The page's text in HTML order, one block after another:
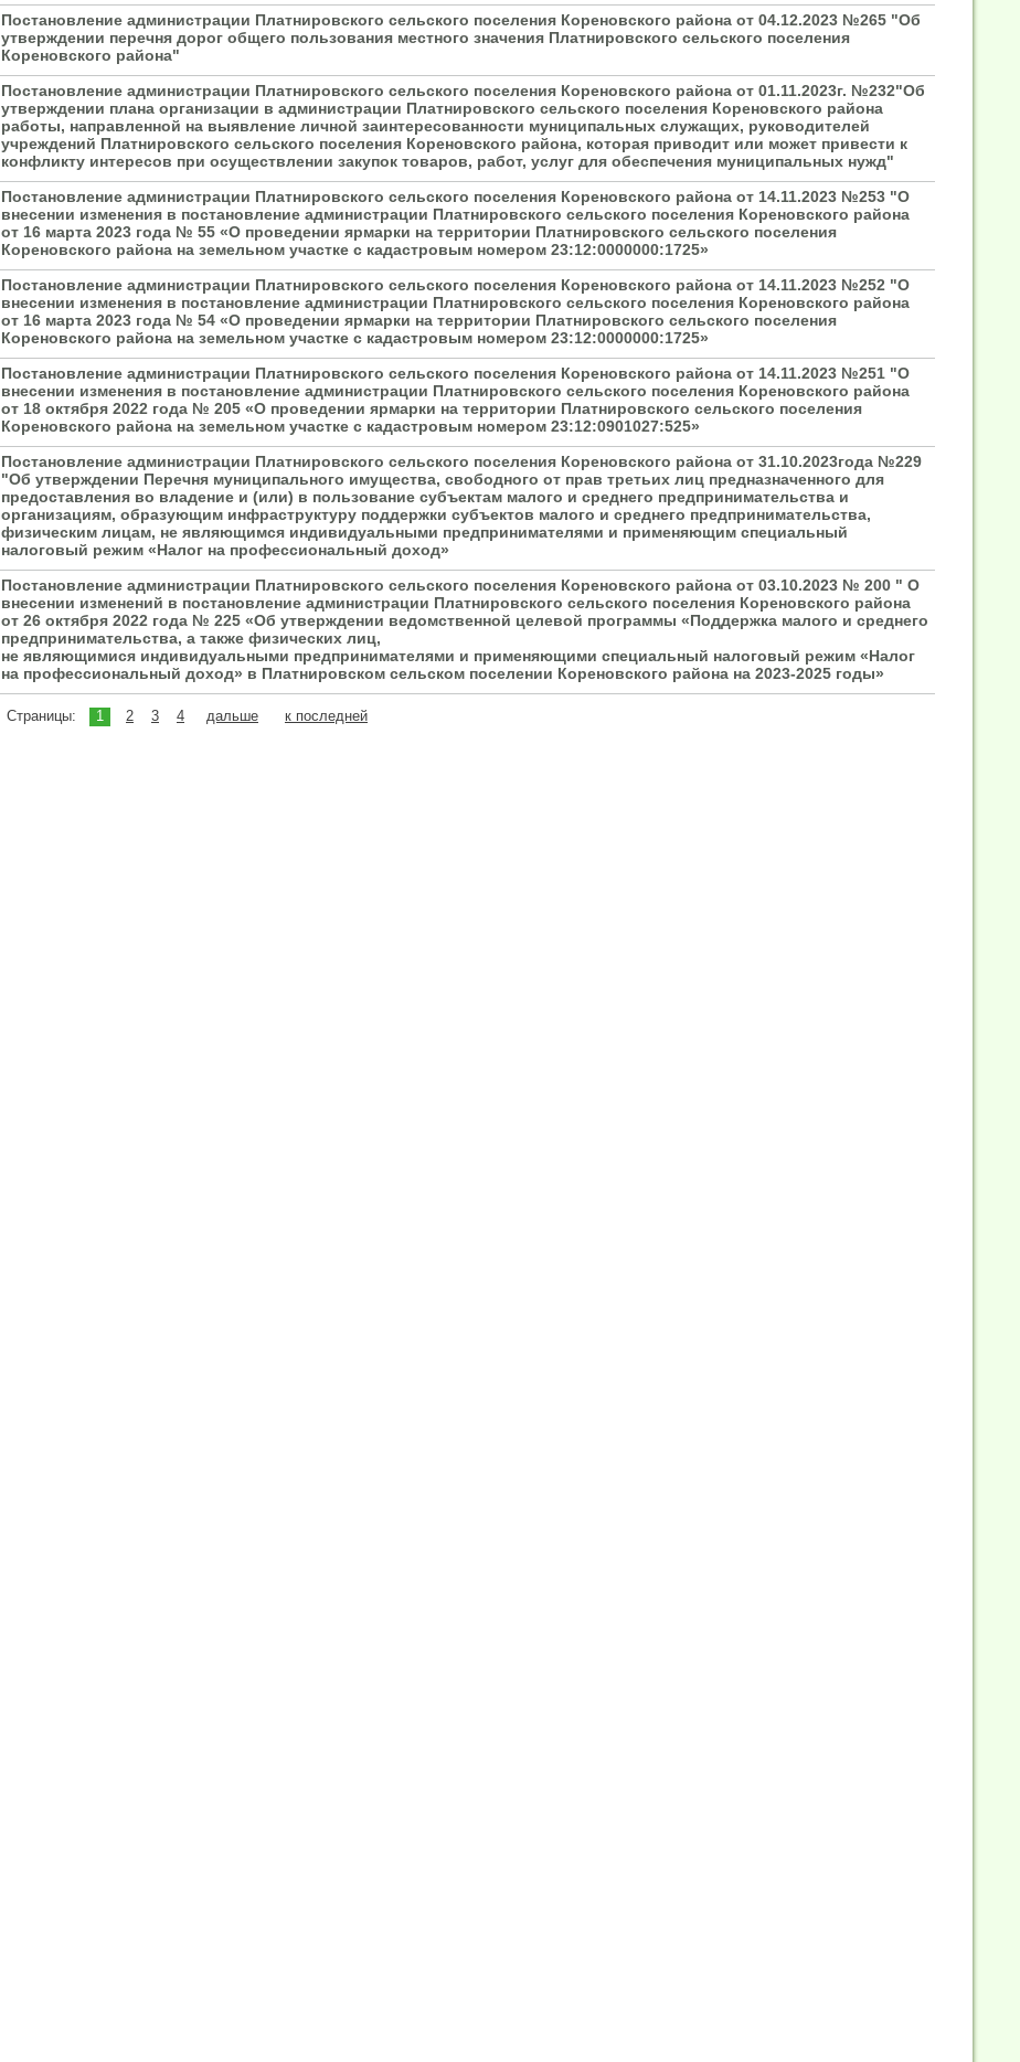
Постановление администрации Платнировского сельского поселения Кореновского района от 04.12.2023 №265 "Об
утверждении перечня дорог общего пользования местного значения Платнировского сельского поселения
Кореновского района"
Постановление администрации Платнировского сельского поселения Кореновского района от 01.11.2023г. №232"Об
утверждении плана организации в администрации Платнировского сельского поселения Кореновского района
работы, направленной на выявление личной заинтересованности муниципальных служащих, руководителей
учреждений Платнировского сельского поселения Кореновского района, которая приводит или может привести к
конфликту интересов при осуществлении закупок товаров, работ, услуг для обеспечения муниципальных нужд"
Постановление администрации Платнировского сельского поселения Кореновского района от 14.11.2023 №253 "О
внесении изменения в постановление администрации Платнировского сельского поселения Кореновского района
от 16 марта 2023 года № 55 «О проведении ярмарки на территории Платнировского сельского поселения
Кореновского района на земельном участке с кадастровым номером 23:12:0000000:1725»
Постановление администрации Платнировского сельского поселения Кореновского района от 14.11.2023 №252 "О
внесении изменения в постановление администрации Платнировского сельского поселения Кореновского района
от 16 марта 2023 года № 54 «О проведении ярмарки на территории Платнировского сельского поселения
Кореновского района на земельном участке с кадастровым номером 23:12:0000000:1725»
Постановление администрации Платнировского сельского поселения Кореновского района от 14.11.2023 №251 "О
внесении изменения в постановление администрации Платнировского сельского поселения Кореновского района
от 18 октября 2022 года № 205 «О проведении ярмарки на территории Платнировского сельского поселения
Кореновского района на земельном участке с кадастровым номером 23:12:0901027:525»
Постановление администрации Платнировского сельского поселения Кореновского района от 31.10.2023года №229
"Об утверждении Перечня муниципального имущества, свободного от прав третьих лиц предназначенного для
предоставления во владение и (или) в пользование субъектам малого и среднего предпринимательства и
организациям, образующим инфраструктуру поддержки субъектов малого и среднего предпринимательства,
физическим лицам, не являющимся индивидуальными предпринимателями и применяющим специальный
налоговый режим «Налог на профессиональный доход»
Постановление администрации Платнировского сельского поселения Кореновского района от 03.10.2023 № 200 " О
внесении изменений в постановление администрации Платнировского сельского поселения Кореновского района
от 26 октября 2022 года № 225 «Об утверждении ведомственной целевой программы «Поддержка малого и среднего
предпринимательства, а также физических лиц,
не являющимися индивидуальными предпринимателями и применяющими специальный налоговый режим «Налог
на профессиональный доход» в Платнировском сельском поселении Кореновского района на 2023-2025 годы»
Страницы: 1 2 3 4 дальше к последней